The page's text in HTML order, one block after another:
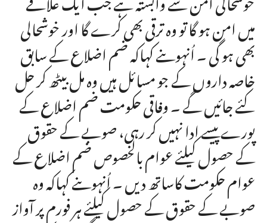
میں امن ہو گا تو وہ ترقی بھی کرے گا اور خوشحالی
بھی ہو گی ۔ اُنہوںنے کہاکہ ضم اضلاع کے سابق
خاصہ داروں کے جو مسائل ہیں وہ مل بیٹھ کر حل
کئے جائیں گے ۔ وفاقی حکومت ضم اضلاع کے
پورے پیسے ادا نہیں کر رہی، صوبے کے حقوق
کے حصول کیلئے عوام بالخصوص ضم اضلاع کے
عوام حکومت کاساتھ دیں ۔ اُنہوںنے کہاکہ وہ
صوبے کے حقوق کے حصول کیلئے ہر فورم پر آواز